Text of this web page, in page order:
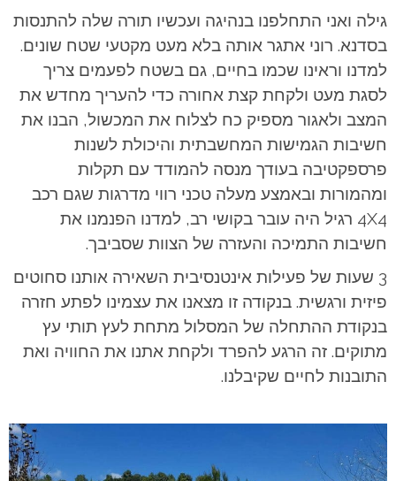
גילה ואני התחלפנו בנהיגה ועכשיו תורה שלה להתנסות
בסדנא. רוני אתגר אותה בלא מעט מקטעי שטח שונים.
למדנו וראינו שכמו בחיים, גם בשטח לפעמים צריך
לסגת מעט ולקחת קצת אחורה כדי להעריך מחדש את
המצב ולאגור מספיק כח לצלוח את המכשול, הבנו את
חשיבות הגמישות המחשבתית והיכולת לשנות
פרספקטיבה בעודך מנסה להמודד עם תקלות
ומהמורות ובאמצע מעלה טכני רווי מדרגות שגם רכב
4X4 רגיל היה עובר בקושי רב, למדנו הפנמנו את
חשיבות התמיכה והעזרה של הצוות שסביבך.
3 שעות של פעילות אינטנסיבית השאירה אותנו סחוטים
פיזית ורגשית. בנקודה זו מצאנו את עצמינו לפתע חזרה
בנקודת ההתחלה של המסלול מתחת לעץ תותי עץ
מתוקים. זה הרגע להפרד ולקחת אתנו את החוויה ואת
התובנות לחיים שקיבלנו.